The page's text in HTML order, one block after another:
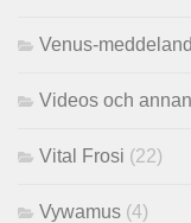
Venus-
Videos och
Vital Frosi (22)
Vywamus (4)